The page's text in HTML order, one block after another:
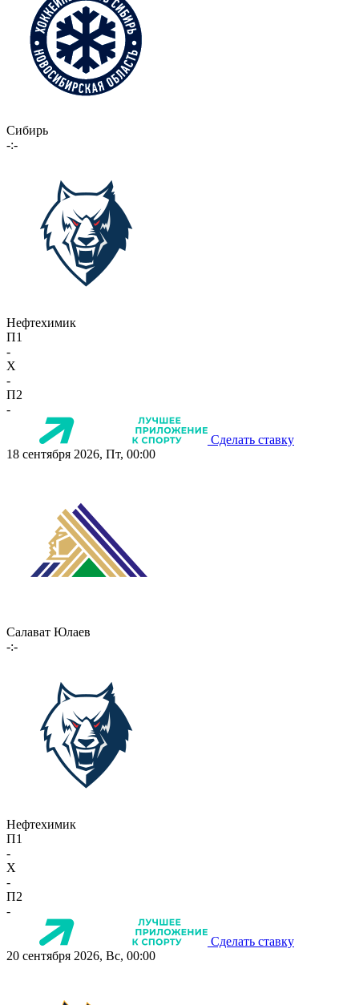
Сибирь
-:-
Нефтехимик
П1
-
X
-
П2
-
Сделать ставку
18 сентября 2026, Пт, 00:00
Салават Юлаев
-:-
Нефтехимик
П1
-
X
-
П2
-
Сделать ставку
20 сентября 2026, Вс, 00:00